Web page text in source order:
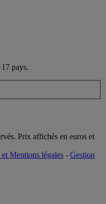
pays.
Prix affichés en euros et
Mentions légales - Gestion